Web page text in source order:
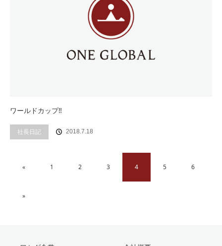
ワールドカップ‼
社長日記 2018.7.18
« 1 2 3 4 5 6
»